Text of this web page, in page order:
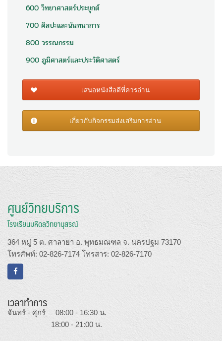
600 วิทยาศาสตร์ประยุกต์
700 ศิลปะและนันทนาการ
800 วรรณกรรม
900 ภูมิศาสตร์และประวัติศาสตร์
เสนอหนังสือดีที่ควรอ่าน
เกี่ยวกับกิจกรรมส่งเสริมการอ่าน
ศูนย์วิทยบริการ
โรงเรียนมหิดลวิทยานุสรณ์
364 หมู่ 5 ต. ศาลายา อ. พุทธมณฑล จ. นครปฐม 73170
โทรศัพท์: 02-826-7174 โทรสาร: 02-826-7170
เวลาทำการ
จันทร์ - ศุกร์ 08:00 - 16:30 น.
18:00 - 21:00 น.